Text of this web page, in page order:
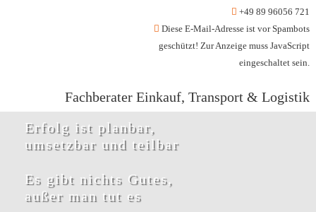
+49 89 96056 721
Diese E-Mail-Adresse ist vor Spambots
geschützt! Zur Anzeige muss JavaScript
eingeschaltet sein.
Fachberater Einkauf, Transport & Logistik
Erfolg ist planbar,
umsetzbar und teilbar
Es gibt nichts Gutes,
außer man tut es